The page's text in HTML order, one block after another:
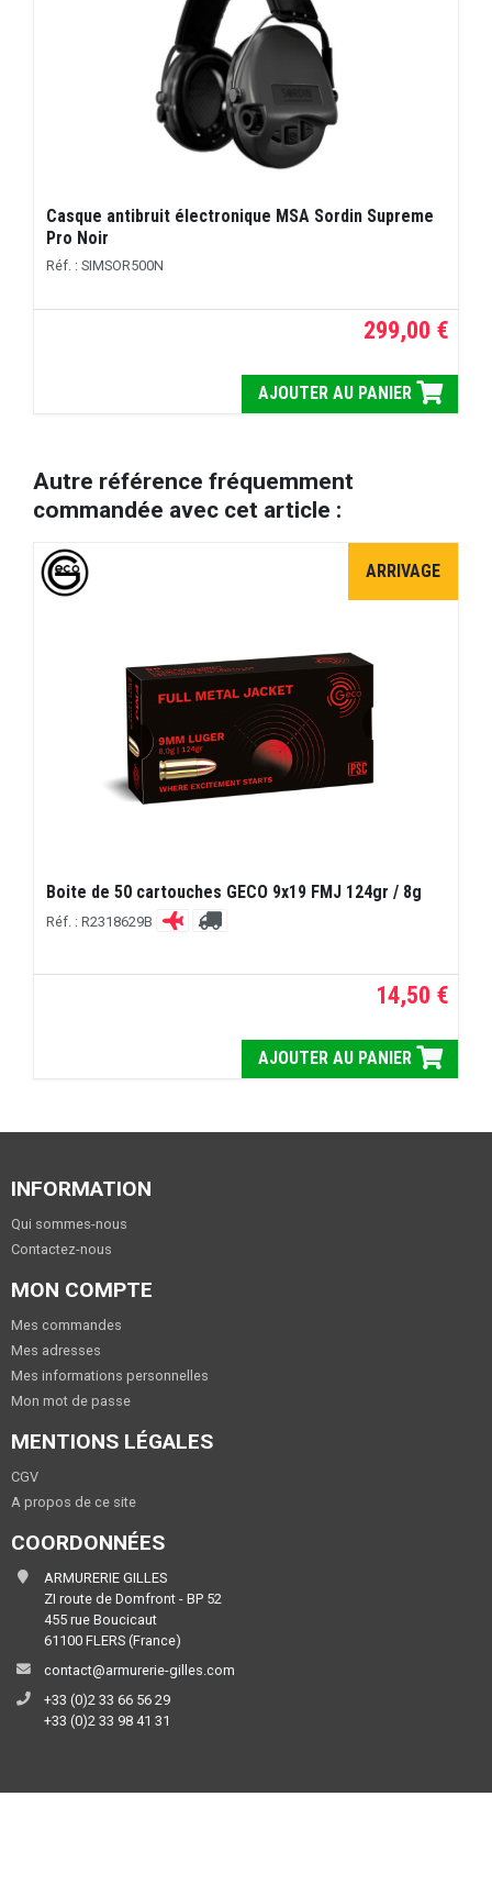
Casque antibruit électronique MSA Sordin Supreme
Pro Noir
Réf. : SIMSOR500N
299,00 €
AJOUTER AU PANIER
Autre référence fréquemment
commandée avec cet article :
ARRIVAGE
Boite de 50 cartouches GECO 9x19 FMJ 124gr / 8g
Réf. : R2318629B
14,50 €
AJOUTER AU PANIER
INFORMATION
Qui sommes-nous
Contactez-nous
MON COMPTE
Mes commandes
Mes adresses
Mes informations personnelles
Mon mot de passe
MENTIONS LÉGALES
CGV
A propos de ce site
COORDONNÉES
ARMURERIE GILLES
ZI route de Domfront - BP 52
455 rue Boucicaut
61100 FLERS (France)
contact@armurerie-gilles.com
+33 (0)2 33 66 56 29
+33 (0)2 33 98 41 31